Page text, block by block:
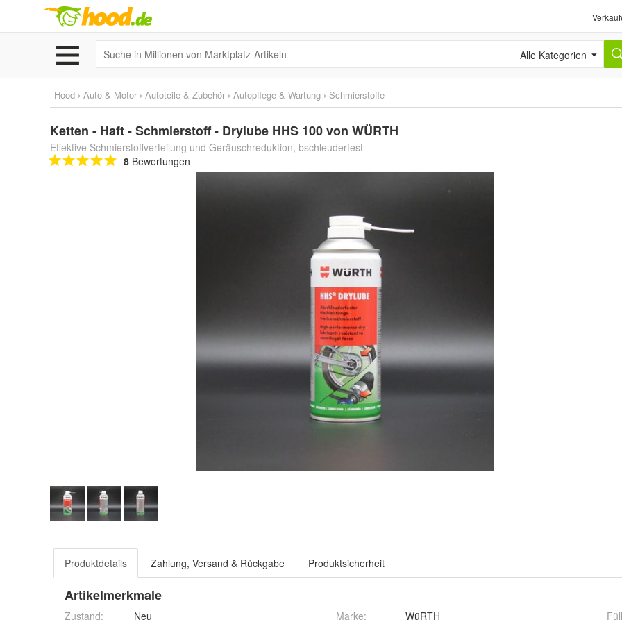
Alle Kategorien
Hood › Auto & Motor › Autoteile & Zubehör › Autopflege & Wartung › Schmierstoffe
Ketten - Haft - Schmierstoff - Drylube HHS 100 von WÜRTH
Effektive Schmierstoffverteilung und Geräuschreduktion, bschleuderfest
8 Bewertungen
Produktdetails Zahlung, Versand & Rückgabe Produktsicherheit
Artikelmerkmale
Zustand: Neu Marke: WüRTH